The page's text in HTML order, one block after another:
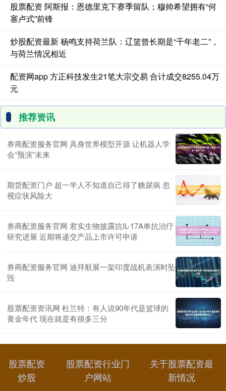
股票配资 阿斯报：恩德里克下赛季留队；穆帅希望拥有“何
塞卢式”前锋
炒股配资最新 杨鸣支持荷兰队：辽篮曾长期是“千年老二”，
与荷兰情况相近
配资网app 方正科技发生21笔大宗交易 合计成交8255.04万
元
推荐资讯
券商配资服务官网 具身世界模型开源 让机器人学
会“预演”未来
期货配资门户 超一半人不知道自己得了糖尿病 忽
视症状风险大
券商配资服务官网 君实生物披露抗IL-17A单抗治疗
研究进展 近期将递交产品上市许可申请
券商配资服务官网 迪拜航展一架印度战机表演时坠
毁
股票配资资讯网 杜兰特：有人说90年代是篮球的
黄金年代 现在就是有很多三分
股票配资
炒股
股票配资行业门
户网站
关于股票配资最
新情况